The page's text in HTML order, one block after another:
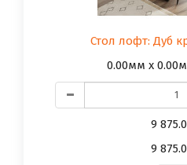
Стол лофт: Дуб
0.00мм x
9
9